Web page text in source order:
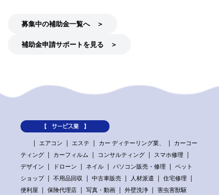
募集中の補助金一覧へ ＞
補助金申請サポートを見る ＞
【 サービス業 】
エアコン
エステ カー ディテーリング業、
カーコー
ティング
カーフィルム コンサルティング
スマホ修理
デザイン
ドローン ネイル パソコン販売・修理
ペット
ショップ
不用品回収 中古車販売 人材派遣
住宅修理
便利屋
保険代理店 写真・動画 外壁洗浄
害虫害獣駆